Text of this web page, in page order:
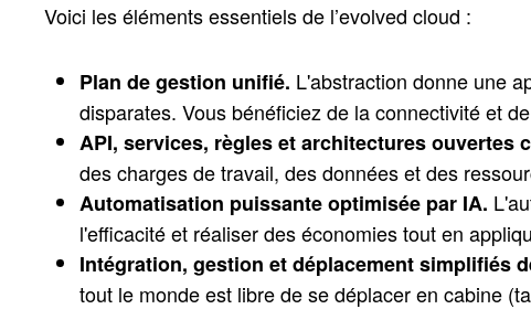
Voici les éléments essentiels de l’evolved cloud :
Plan de gestion unifié. L'abstraction donne une
disparates. Vous bénéficiez de la connectivité et
API, services, règles et architectures ouvertes
des charges de travail, des données et des
Automatisation puissante optimisée par IA.
l'efficacité et réaliser des économies tout en
Intégration, gestion et déplacement simplifiés
tout le monde est libre de se déplacer en cabine